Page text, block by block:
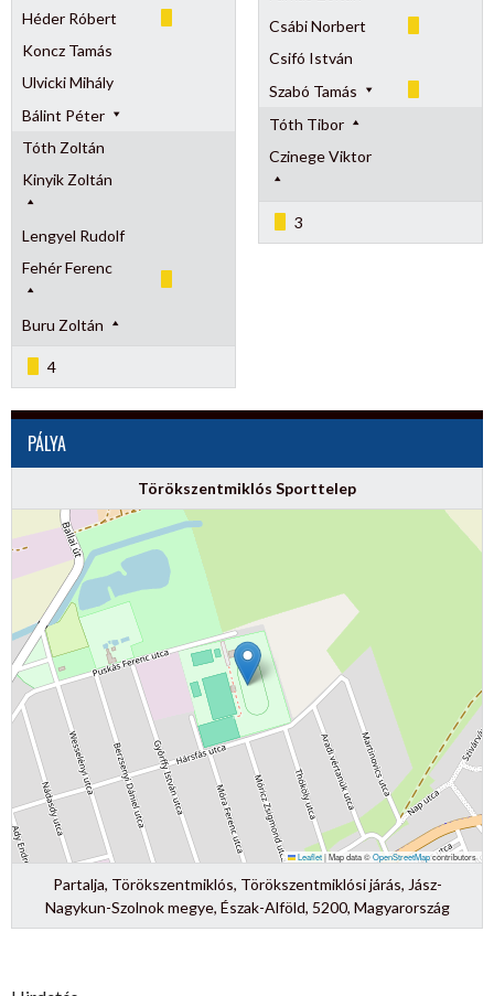
Héder Róbert
Koncz Tamás
Ulvicki Mihály
Bálint Péter
Tóth Zoltán
Kinyik Zoltán
Lengyel Rudolf
Fehér Ferenc
Buru Zoltán
4
Csábi Norbert
Csifó István
Szabó Tamás
Tóth Tibor
Czinege Viktor
3
PÁLYA
Törökszentmiklós Sporttelep
Leaflet|Map data ©OpenStreetMapcontributors
Partalja, Törökszentmiklós, Törökszentmiklósi járás, Jász-
Nagykun-Szolnok megye, Észak-Alföld, 5200, Magyarország